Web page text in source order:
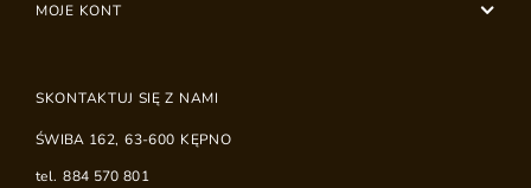
MOJE KONT
SKONTAKTUJ SIĘ Z NAMI
ŚWIBA 162, 63-600 KĘPNO
tel. 884 570 801